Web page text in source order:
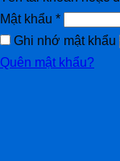
Mật khẩu *
Ghi nhớ mật khẩu
Quên mật khẩu?